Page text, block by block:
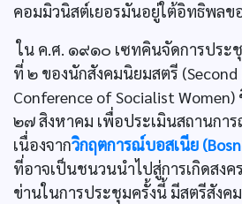
คอมมิวนิสต์เยอรมันอยู่ใต้อิทธิพลข
ใน ค.ศ. ๑๙๑๐ เซทคินจัดการประ
ที่ ๒ ของนักสังคมนิยมสตรี
Conference of Socialist
๒๗ สิงหาคม เพื่อประเมินสถานกา
เนื่องจากวิกฤตการณ์บอสเนีย
ที่อาจเป็นชนวนนำไปสู่การเกิดสง
ข่านในการประชุมครั้งนี้ มีสตรีสัง